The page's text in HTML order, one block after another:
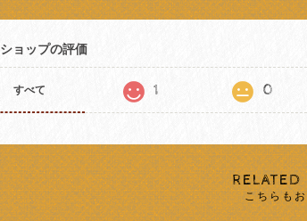
ショップの評価
すべて 1 0
こちらも